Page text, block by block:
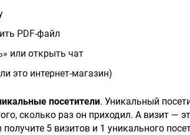
PDF-файл
или открыть чат
это интернет-магазин)
посетители. Уникальный
сколько раз он приходил. А визит —
5 визитов и 1 уникального